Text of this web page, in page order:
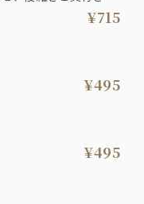
¥715
¥495
¥495